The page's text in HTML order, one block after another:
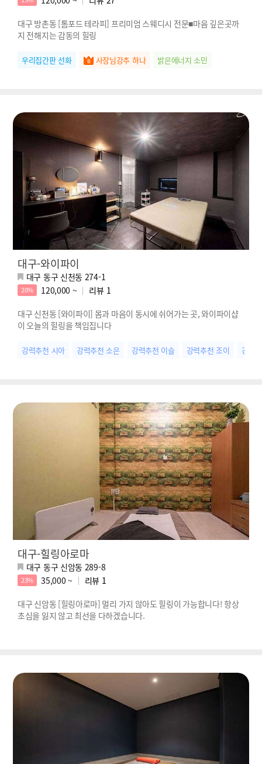
대구 방촌동 [톰포드 테라피] 프리미엄 스웨디시 전문■마음 깊은곳까
지 전해지는 감동의 힐링
우리집간판 선화 사장님강추 하나 밝은에너지 소민
대구-와이파이
대구 동구 신천동 274-1
20% 120,000 ~ 리뷰 1
대구 신천동 [와이파이] 몸과 마음이 동시에 쉬어가는 곳, 와이파이샵
이 오늘의 힐링을 책임집니다
강력추천 시아 강력추천 소은 강력추천 이슬 강력추천 조이 강력
대구-힐링아로마
대구 동구 신암동 289-8
23% 35,000 ~ 리뷰 1
대구 신암동 [힐링아로마] 멀리 가지 않아도 힐링이 가능합니다! 항상
초심을 잃지 않고 최선을 다하겠습니다.